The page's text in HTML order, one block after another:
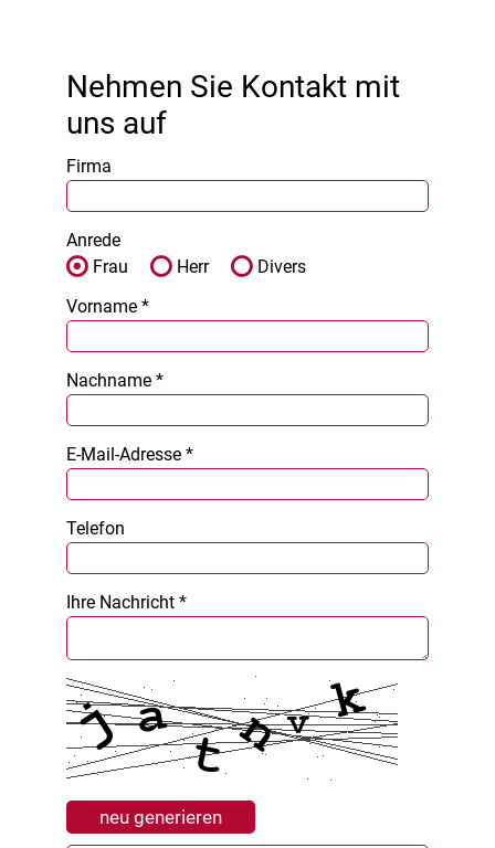
Nehmen Sie Kontakt mit
uns auf
Firma
Anrede
Frau
Herr
Divers
Vorname *
Nachname *
E-Mail-Adresse *
Telefon
Ihre Nachricht *
neu generieren